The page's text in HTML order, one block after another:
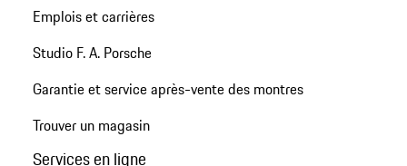
Emplois et carrières
Studio F. A. Porsche
Garantie et service après-vente des montres
Trouver un magasin
Services en ligne